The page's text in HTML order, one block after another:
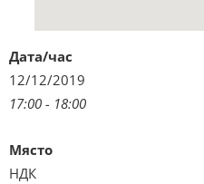
Дата/час
12/12/2019
17:00 - 18:00
Място
НДК